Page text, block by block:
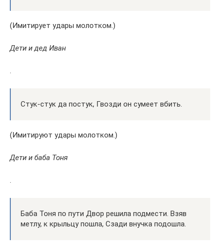
(Имитирует удары молотком.)
Дети и дед Иван
.
Стук-стук да постук, Гвозди он сумеет вбить.
(Имитируют удары молотком.)
Дети и баба Тоня
.
Баба Тоня по пути Двор решила подмести. Взяв
метлу, к крыльцу пошла, Сзади внучка подошла.